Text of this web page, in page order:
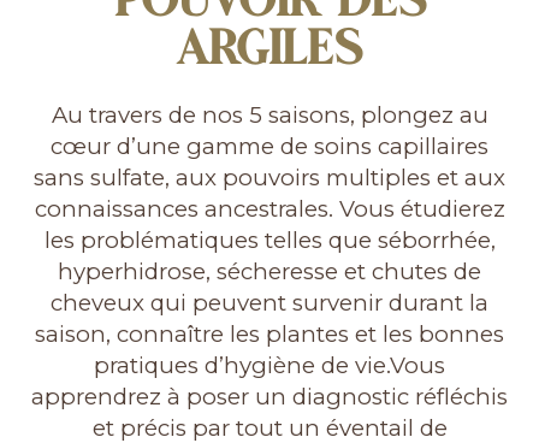
ARGILES
Au travers de nos 5 saisons, plongez au
cœur d’une gamme de soins capillaires
sans sulfate, aux pouvoirs multiples et aux
connaissances ancestrales. Vous étudierez
les problématiques telles que séborrhée,
hyperhidrose, sécheresse et chutes de
cheveux qui peuvent survenir durant la
saison, connaître les plantes et les bonnes
pratiques d’hygiène de vie.Vous
apprendrez à poser un diagnostic réfléchis
et précis par tout un éventail de